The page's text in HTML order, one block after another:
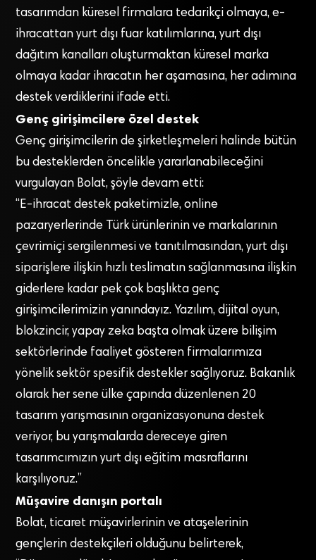
tasarımdan küresel firmalara tedarikçi olmaya, e-
ihracattan yurt dışı fuar katılımlarına, yurt dışı
dağıtım kanalları oluşturmaktan küresel marka
olmaya kadar ihracatın her aşamasına, her adımına
destek verdiklerini ifade etti.
Genç girişimcilere özel destek
Genç girişimcilerin de şirketleşmeleri halinde bütün
bu desteklerden öncelikle yararlanabileceğini
vurgulayan Bolat, şöyle devam etti:
“E-ihracat destek paketimizle, online
pazaryerlerinde Türk ürünlerinin ve markalarının
çevrimiçi sergilenmesi ve tanıtılmasından, yurt dışı
siparişlere ilişkin hızlı teslimatın sağlanmasına ilişkin
giderlere kadar pek çok başlıkta genç
girişimcilerimizin yanındayız. Yazılım, dijital oyun,
blokzincir, yapay zeka başta olmak üzere bilişim
sektörlerinde faaliyet gösteren firmalarımıza
yönelik sektör spesifik destekler sağlıyoruz. Bakanlık
olarak her sene ülke çapında düzenlenen 20
tasarım yarışmasının organizasyonuna destek
veriyor, bu yarışmalarda dereceye giren
tasarımcımızın yurt dışı eğitim masraflarını
karşılıyoruz.”
Müşavire danışın portalı
Bolat, ticaret müşavirlerinin ve ataşelerinin
gençlerin destekçileri olduğunu belirterek,